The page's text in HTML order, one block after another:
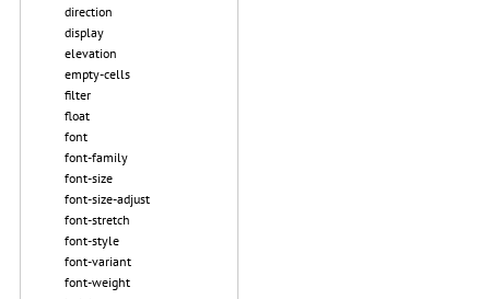
direction
display
elevation
empty-cells
filter
float
font
font-family
font-size
font-size-adjust
font-stretch
font-style
font-variant
font-weight